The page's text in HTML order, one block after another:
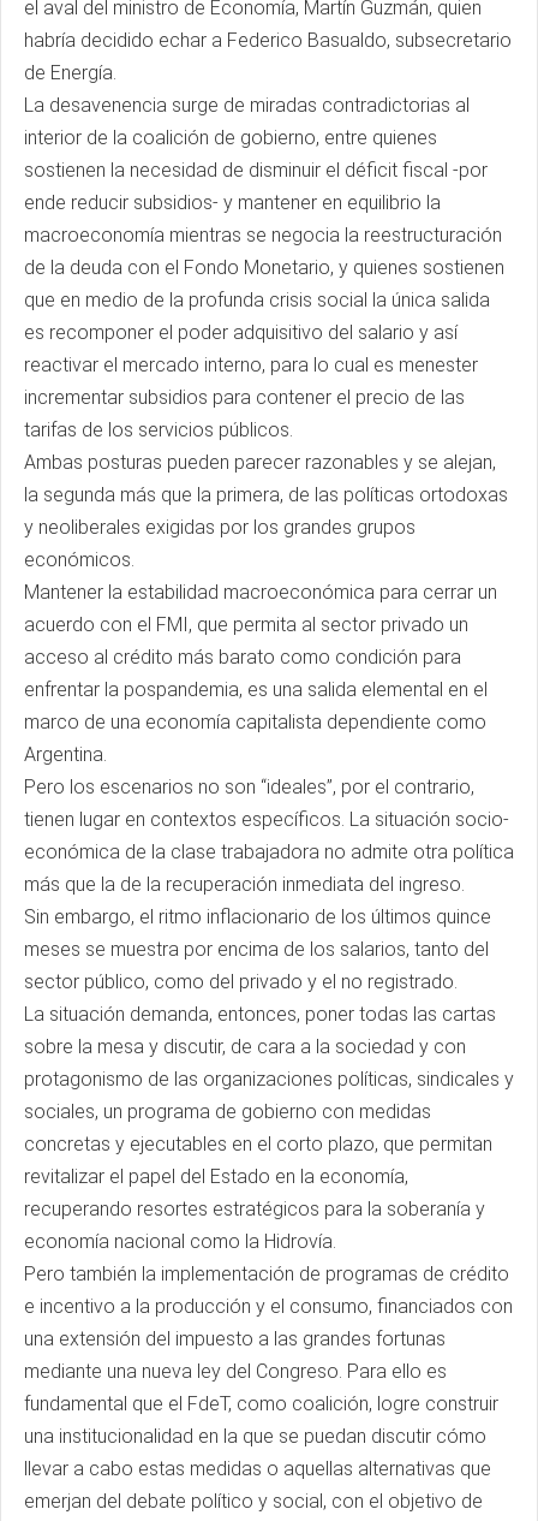
el aval del ministro de Economía, Martín Guzmán, quien
habría decidido echar a Federico Basualdo, subsecretario
de Energía.
La desavenencia surge de miradas contradictorias al
interior de la coalición de gobierno, entre quienes
sostienen la necesidad de disminuir el déficit fiscal -por
ende reducir subsidios- y mantener en equilibrio la
macroeconomía mientras se negocia la reestructuración
de la deuda con el Fondo Monetario, y quienes sostienen
que en medio de la profunda crisis social la única salida
es recomponer el poder adquisitivo del salario y así
reactivar el mercado interno, para lo cual es menester
incrementar subsidios para contener el precio de las
tarifas de los servicios públicos.
Ambas posturas pueden parecer razonables y se alejan,
la segunda más que la primera, de las políticas ortodoxas
y neoliberales exigidas por los grandes grupos
económicos.
Mantener la estabilidad macroeconómica para cerrar un
acuerdo con el FMI, que permita al sector privado un
acceso al crédito más barato como condición para
enfrentar la pospandemia, es una salida elemental en el
marco de una economía capitalista dependiente como
Argentina.
Pero los escenarios no son “ideales”, por el contrario,
tienen lugar en contextos específicos. La situación socio-
económica de la clase trabajadora no admite otra política
más que la de la recuperación inmediata del ingreso.
Sin embargo, el ritmo inflacionario de los últimos quince
meses se muestra por encima de los salarios, tanto del
sector público, como del privado y el no registrado.
La situación demanda, entonces, poner todas las cartas
sobre la mesa y discutir, de cara a la sociedad y con
protagonismo de las organizaciones políticas, sindicales y
sociales, un programa de gobierno con medidas
concretas y ejecutables en el corto plazo, que permitan
revitalizar el papel del Estado en la economía,
recuperando resortes estratégicos para la soberanía y
economía nacional como la Hidrovía.
Pero también la implementación de programas de crédito
e incentivo a la producción y el consumo, financiados con
una extensión del impuesto a las grandes fortunas
mediante una nueva ley del Congreso. Para ello es
fundamental que el FdeT, como coalición, logre construir
una institucionalidad en la que se puedan discutir cómo
llevar a cabo estas medidas o aquellas alternativas que
emerjan del debate político y social, con el objetivo de